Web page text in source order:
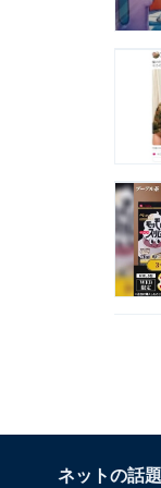
ネットの話題